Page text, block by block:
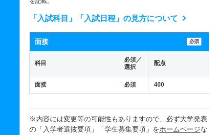
「入試科目」「入試日程」の見方について
面接 必須
科目
必須／
選択
配点
面接 必須 400
※内容には変更等の可能性もありますので、必ず大学発表
の「入学者選抜要項」「学生募集要項」をホームページな